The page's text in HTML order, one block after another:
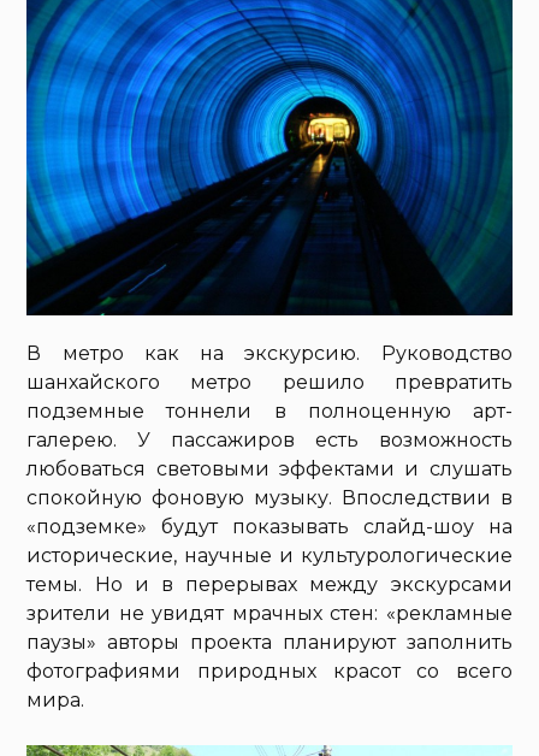
В метро как на экскурсию. Руководство
шанхайского метро решило превратить
подземные тоннели в полноценную арт-
галерею. У пассажиров есть возможность
любоваться световыми эффектами и слушать
спокойную фоновую музыку. Впоследствии в
«подземке» будут показывать слайд-шоу на
исторические, научные и культурологические
темы. Но и в перерывах между экскурсами
зрители не увидят мрачных стен: «рекламные
паузы» авторы проекта планируют заполнить
фотографиями природных красот со всего
мира.